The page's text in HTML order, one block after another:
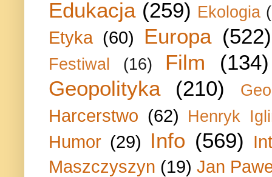
Edukacja (259) Ekologia
Etyka (60) Europa (522)
Festiwal (16) Film
(134)
Geopolityka
(210)
Harcerstwo (62) Henryk
Humor (29) Info (569)
Maszczyszyn (19) Jan